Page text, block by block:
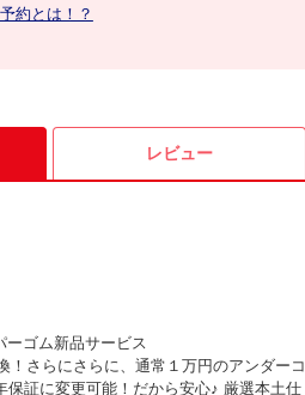
約とは！？
レビュー
ーゴム新品サービス
、通常１万円のアンダーコ
証に変更可能！だから安心♪ 厳選本土仕